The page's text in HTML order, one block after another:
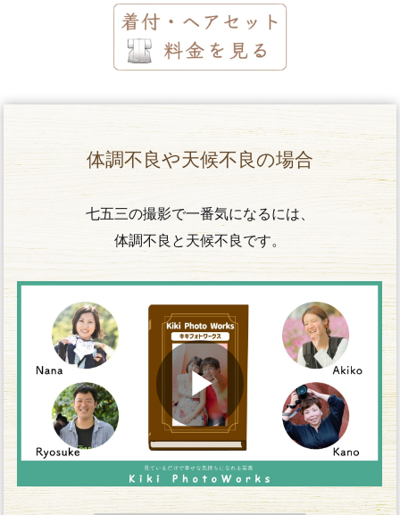
体調不良や天候不良の場合
七五三の撮影で一番気になるには、
体調不良と天候不良です。